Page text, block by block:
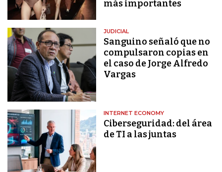
más importantes
JUDICIAL
Sanguino señaló que no
compulsaron copias en
el caso de Jorge Alfredo
Vargas
INTERNET ECONOMY
Ciberseguridad: del área
de TI a las juntas